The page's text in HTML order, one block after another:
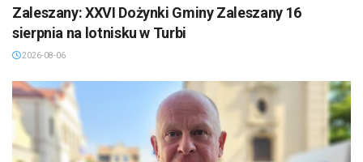
Zaleszany: XXVI Dożynki Gminy Zaleszany 16
sierpnia na lotnisku w Turbi
2026-08-06